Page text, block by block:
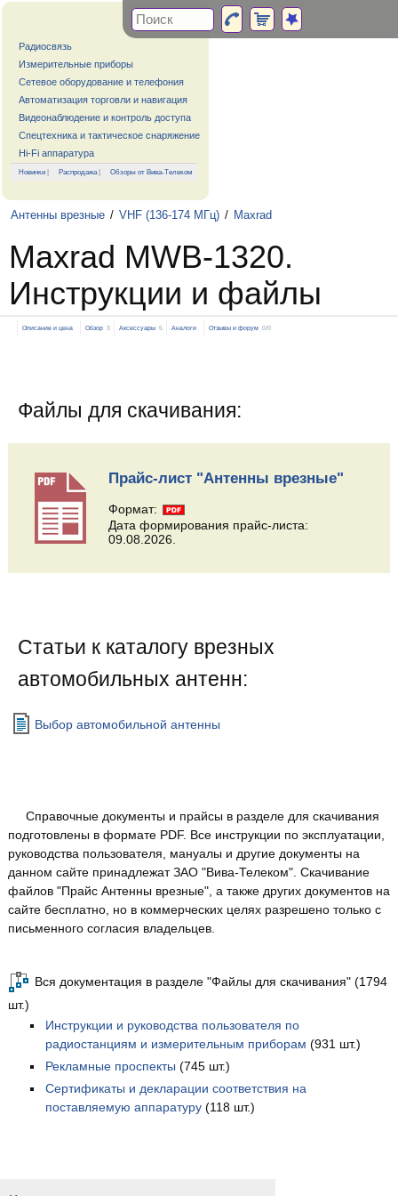
Радиосвязь
Измерительные приборы
Сетевое оборудование и телефония
Автоматизация торговли и навигация
Видеонаблюдение и контроль доступа
Спецтехника и тактическое снаряжение
Hi-Fi аппаратура
Новинки | Распродажа| Обзоры от Вива-Телеком
Антенны врезные / VHF (136-174 МГц) / Maxrad
Maxrad MWB-1320.
Инструкции и файлы
Описание и цена Обзор 3 Аксессуары 5 Аналоги Отзывы и форум 0/0
Файлы для скачивания:
Прайс-лист "Антенны врезные"
Формат:
Дата формирования прайс-листа:
09.08.2026.
Статьи к каталогу врезных
автомобильных антенн:
Выбор автомобильной антенны
Справочные документы и прайсы в разделе для скачивания
подготовлены в формате PDF. Все инструкции по эксплуатации,
руководства пользователя, мануалы и другие документы на
данном сайте принадлежат ЗАО "Вива-Телеком". Скачивание
файлов "Прайс Антенны врезные", а также других документов на
сайте бесплатно, но в коммерческих целях разрешено только с
письменного согласия владельцев.
Вся документация в разделе "Файлы для скачивания" (1794
шт.)
Инструкции и руководства пользователя по
радиостанциям и измерительным приборам (931 шт.)
Рекламные проспекты (745 шт.)
Сертификаты и декларации соответствия на
поставляемую аппаратуру(118 шт.)